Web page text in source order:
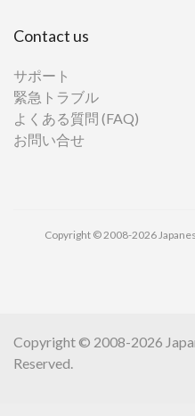
Contact us
サポート
緊急トラブル
よくある質問 (FAQ)
お問い合せ
Copyright © 2008-2026
Copyright © 2008-2026
Reserved.